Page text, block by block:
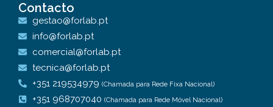
Contacto
gestao@forlab.pt
info@forlab.pt
comercial@forlab.pt
tecnica@forlab.pt
+351 219534979 (Chamada para Rede Fixa Nacional)
+351 968707040 (Chamada para Rede Móvel Nacional)